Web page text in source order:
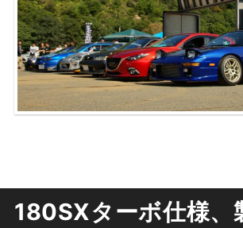
180SXターボ仕様、